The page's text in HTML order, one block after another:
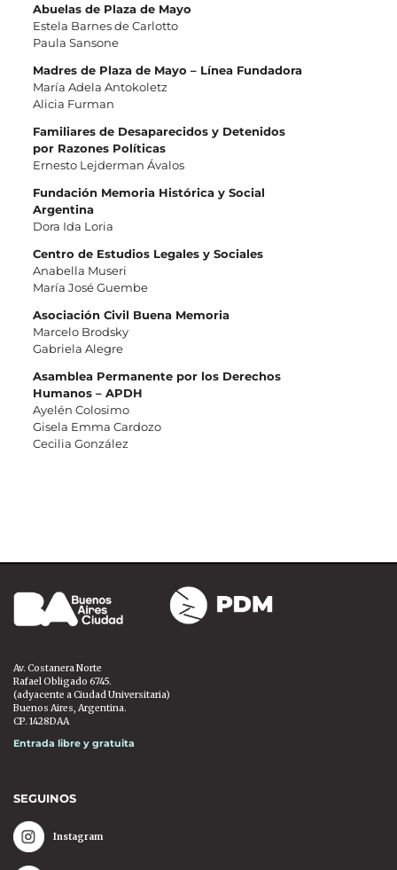
Abuelas de Plaza de Mayo
Estela Barnes de Carlotto
Paula Sansone
Madres de Plaza de Mayo – Línea Fundadora
María Adela Antokoletz
Alicia Furman
Familiares de Desaparecidos y Detenidos
por Razones Políticas
Ernesto Lejderman Ávalos
Fundación Memoria Histórica y Social
Argentina
Dora Ida Loria
Centro de Estudios Legales y Sociales
Anabella Museri
María José Guembe
Asociación Civil Buena Memoria
Marcelo Brodsky
Gabriela Alegre
Asamblea Permanente por los Derechos
Humanos – APDH
Ayelén Colosimo
Gisela Emma Cardozo
Cecilia González
Av. Costanera Norte
Rafael Obligado 6745.
(adyacente a Ciudad Universitaria)
Buenos Aires, Argentina.
CP. 1428DAA
Entrada libre y gratuita
SEGUINOS
Instagram